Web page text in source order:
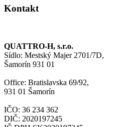
Kontakt
QUATTRO-H, s.r.o.
Sídlo: Mestský Majer 2701/7D,
Šamorín 931 01
Office: Bratislavska 69/92,
931 01 Šamorín
IČO: 36 234 362
DIČ: 2020197245